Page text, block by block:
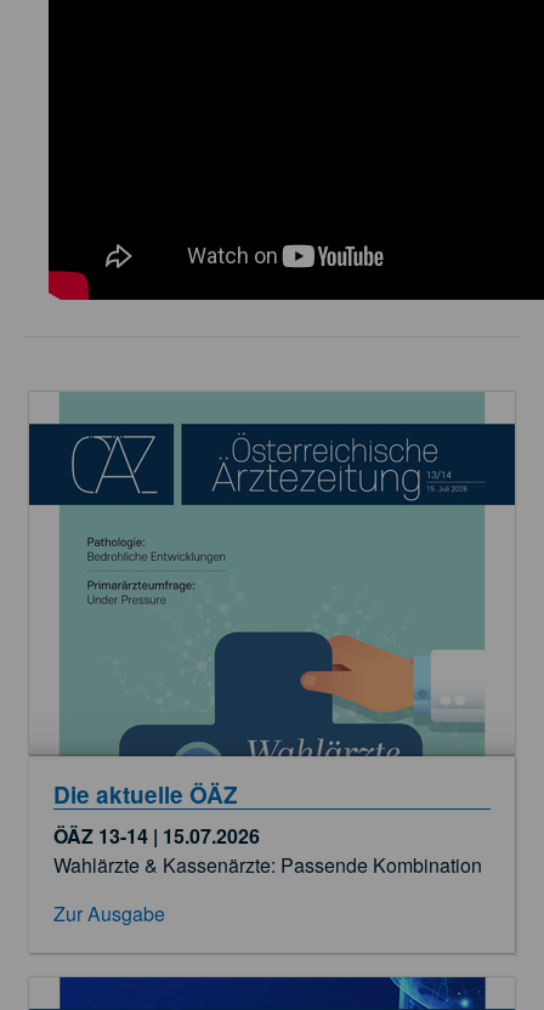
Die aktuelle ÖÄZ
ÖÄZ 13-14 | 15.07.2026
Wahlärzte & Kassenärzte: Passende Kombination
Zur Ausgabe